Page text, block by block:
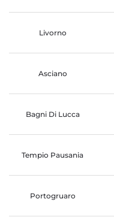
Livorno
Asciano
Bagni Di Lucca
Tempio Pausania
Portogruaro